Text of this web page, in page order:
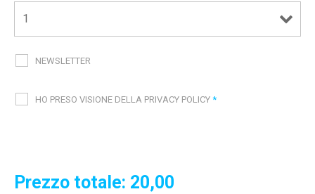
NEWSLETTER
HO PRESO VISIONE DELLA PRIVACY POLICY *
Prezzo totale: 20,00